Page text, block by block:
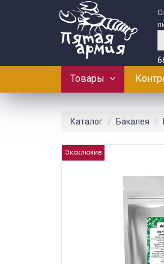
Товары
Каталог Бакалея
Эксклюзив